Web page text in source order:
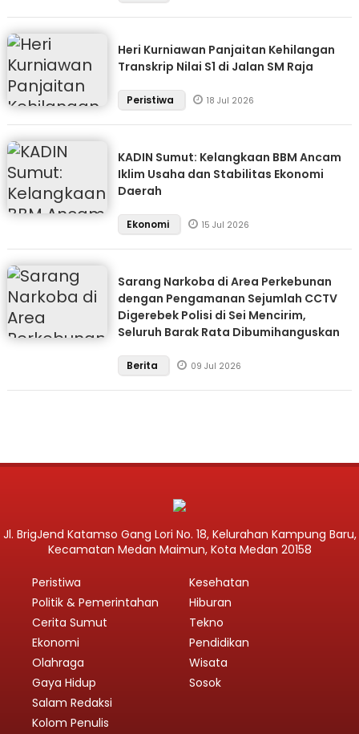
Heri Kurniawan Panjaitan Kehilangan
Transkrip Nilai S1 di Jalan SM Raja
Peristiwa 18 Jul 2026
KADIN Sumut: Kelangkaan BBM Ancam
Iklim Usaha dan Stabilitas Ekonomi
Daerah
Ekonomi 15 Jul 2026
Sarang Narkoba di Area Perkebunan
dengan Pengamanan Sejumlah CCTV
Digerebek Polisi di Sei Mencirim,
Seluruh Barak Rata Dibumihanguskan
Berita 09 Jul 2026
Jl. BrigJend Katamso Gang Lori No. 18, Kelurahan Kampung Baru,
Kecamatan Medan Maimun, Kota Medan 20158
Peristiwa
Politik & Pemerintahan
Cerita Sumut
Ekonomi
Olahraga
Gaya Hidup
Kesehatan
Hiburan
Tekno
Pendidikan
Wisata
Sosok
Salam Redaksi
Kolom Penulis